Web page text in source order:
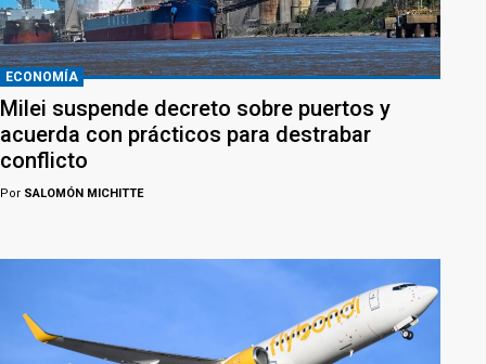
ECONOMÍA
Milei suspende decreto sobre puertos y
acuerda con prácticos para destrabar
conflicto
Por SALOMÓN MICHITTE